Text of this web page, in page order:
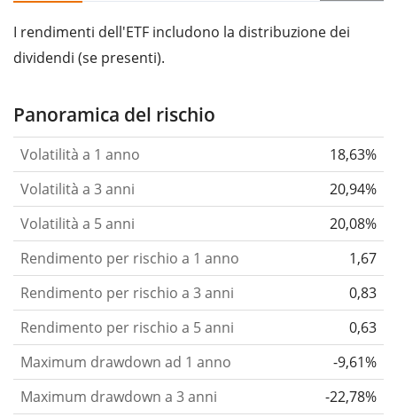
I rendimenti dell'ETF includono la distribuzione dei
dividendi (se presenti).
Panoramica del rischio
Volatilità a 1 anno
18,63%
Volatilità a 3 anni
20,94%
Volatilità a 5 anni
20,08%
Rendimento per rischio a 1 anno
1,67
Rendimento per rischio a 3 anni
0,83
Rendimento per rischio a 5 anni
0,63
Maximum drawdown ad 1 anno
-9,61%
Maximum drawdown a 3 anni
-22,78%